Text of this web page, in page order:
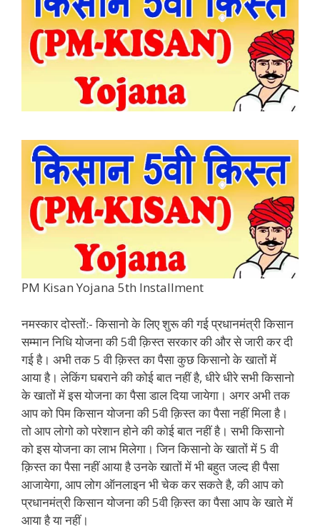
PM Kisan Yojana 5th Installment
नमस्कार दोस्तों:- किसानो के लिए शुरू की गई प्रधानमंत्री किसान
सम्मान निधि योजना की 5वी क़िस्त सरकार की और से जारी कर दी
गई है। अभी तक 5 वी क़िस्त का पैसा कुछ किसानो के खातों में
आया है। लेकिंग घबराने की कोई बात नहीं है, धीरे धीरे सभी किसानो
के खातों में इस योजना का पैसा डाल दिया जायेगा। अगर अभी तक
आप को पिम किसान योजना की 5वी क़िस्त का पैसा नहीं मिला है।
तो आप लोगो को परेशान होने की कोई बात नहीं है। सभी किसानो
को इस योजना का लाभ मिलेगा। जिन किसानो के खातों में 5 वी
क़िस्त का पैसा नहीं आया है उनके खातों में भी बहुत जल्द ही पैसा
आजायेगा, आप लोग ऑनलाइन भी चेक कर सकते है, की आप को
प्रधानमंत्री किसान योजना की 5वी क़िस्त का पैसा आप के खाते में
आया है या नहीं।